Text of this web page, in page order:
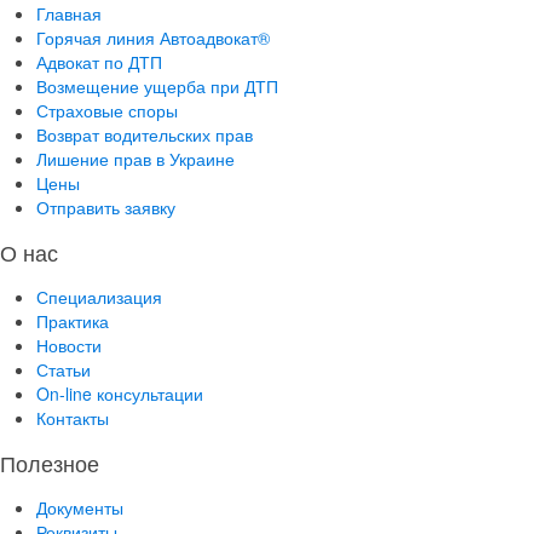
Главная
Горячая линия Автоадвокат®
Адвокат по ДТП
Возмещение ущерба при ДТП
Страховые споры
Возврат водительских прав
Лишение прав в Украине
Цены
Отправить заявку
О нас
Специализация
Практика
Новости
Статьи
On-line консультации
Контакты
Полезное
Документы